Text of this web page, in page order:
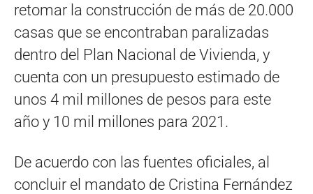
retomar la construcción de más de 20.000
casas que se encontraban paralizadas
dentro del Plan Nacional de Vivienda, y
cuenta con un presupuesto estimado de
unos 4 mil millones de pesos para este
año y 10 mil millones para 2021.
De acuerdo con las fuentes oficiales, al
concluir el mandato de Cristina Fernández